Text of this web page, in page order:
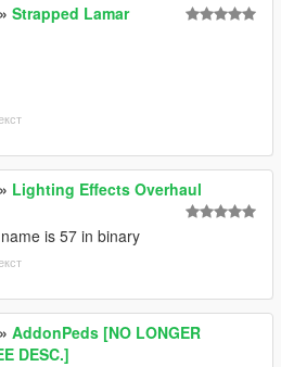
» Strapped Lamar
» Lighting Effects Overhaul
is 57 in binary
» AddonPeds [NO LONGER
DESC.]